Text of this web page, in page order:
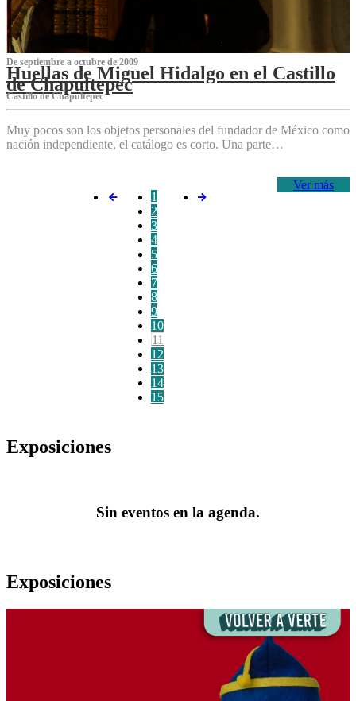
De septiembre a octubre de 2009
Huellas de Miguel Hidalgo en el Castillo
de Chapultepec
Castillo de Chapultepec
Muy pocos son los objetos personales del fundador de México como
nación independiente, el catálogo es corto. Una parte…
Ver más
1
2
3
4
5
6
7
8
9
10
11
12
13
14
15
Exposiciones
Sin eventos en la agenda.
Exposiciones